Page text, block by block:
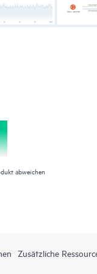
abweichen
Zusätzliche